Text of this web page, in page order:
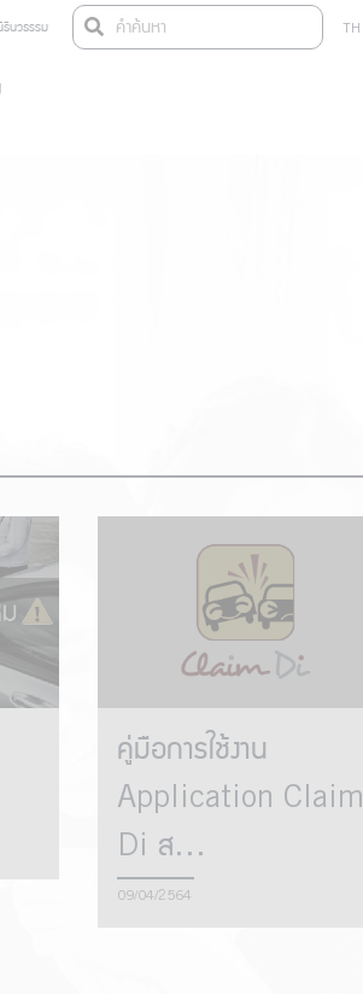
นวธรรม TH
คู่มือการใช้งาน
Application Claim
Di ส...
09/04/2564